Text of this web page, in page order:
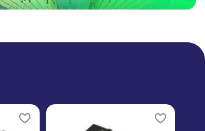
اتمام موجودی